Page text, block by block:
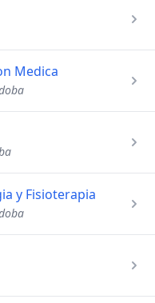
Medica
y Fisioterapia